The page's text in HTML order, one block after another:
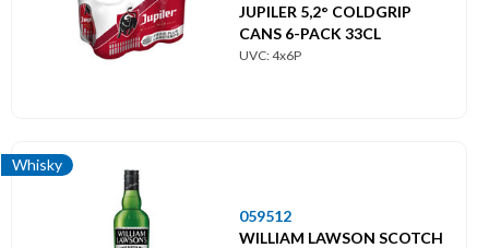
JUPILER 5,2° COLDGRIP
CANS 6-PACK 33CL
UVC: 4x6P
Whisky
059512
WILLIAM LAWSON SCOTCH